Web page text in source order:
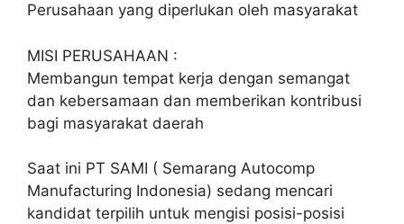
Perusahaan yang diperlukan oleh masyarakat
MISI PERUSAHAAN :
Membangun tempat kerja dengan semangat
dan kebersamaan dan memberikan kontribusi
bagi masyarakat daerah
Saat ini PT SAMI ( Semarang Autocomp
Manufacturing Indonesia) sedang mencari
kandidat terpilih untuk mengisi posisi-posisi